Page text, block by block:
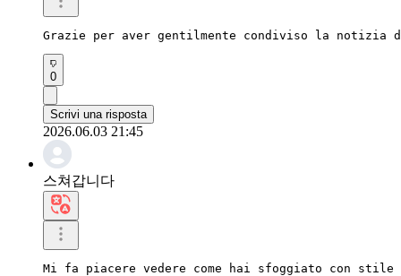
Grazie per aver gentilmente condiviso la notizia
0
Scrivi una risposta
2026.06.03 21:45
스쳐갑니다
Mi fa piacere vedere come hai sfoggiato con